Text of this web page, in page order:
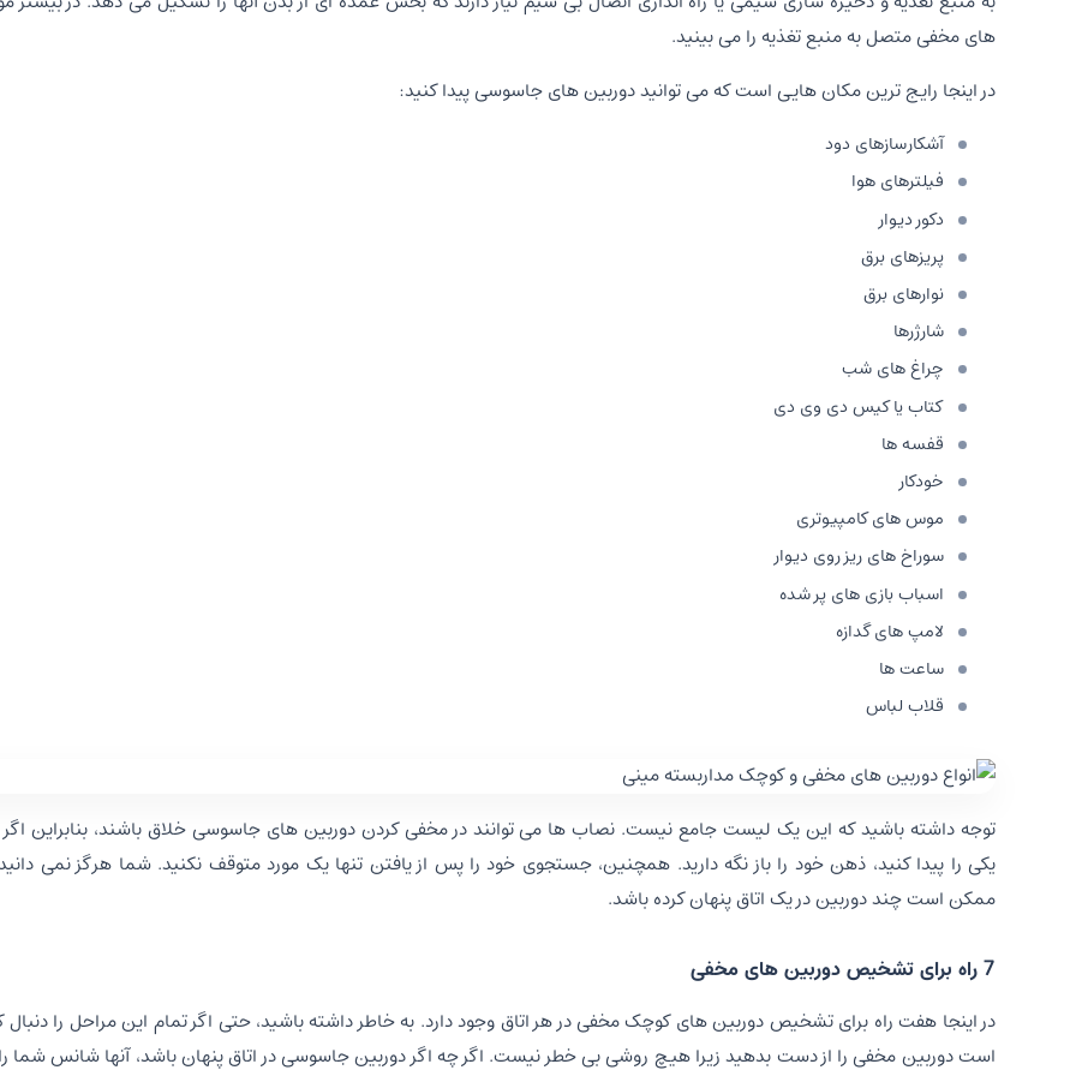
های مخفی متصل به منبع تغذیه را می بینید.
در اینجا رایج ترین مکان هایی است که می توانید دوربین های جاسوسی پیدا کنید:
آشکارسازهای دود
فیلترهای هوا
دکور دیوار
پریزهای برق
نوارهای برق
شارژرها
چراغ های شب
کتاب یا کیس دی وی دی
قفسه ها
خودکار
موس های کامپیوتری
سوراخ های ریز روی دیوار
اسباب بازی های پر شده
لامپ های گدازه
ساعت ها
قلاب لباس
توجه داشته باشید که این یک لیست جامع نیست. نصاب ها می توانند در مخفی کردن دوربین های جاسوسی خلاق باشند، بنابراین
یکی را پیدا کنید، ذهن خود را باز نگه دارید. همچنین، جستجوی خود را پس از یافتن تنها یک مورد متوقف نکنید. شما هرگز نمی
ممکن است چند دوربین در یک اتاق پنهان کرده باشد.
7 راه برای تشخیص دوربین های مخفی
در اینجا هفت راه برای تشخیص دوربین های کوچک مخفی در هر اتاق وجود دارد. به خاطر داشته باشید، حتی اگر تمام این مراحل را
است دوربین مخفی را از دست بدهید زیرا هیچ روشی بی خطر نیست. اگر چه اگر دوربین جاسوسی در اتاق پنهان باشد، آنها شانس شما